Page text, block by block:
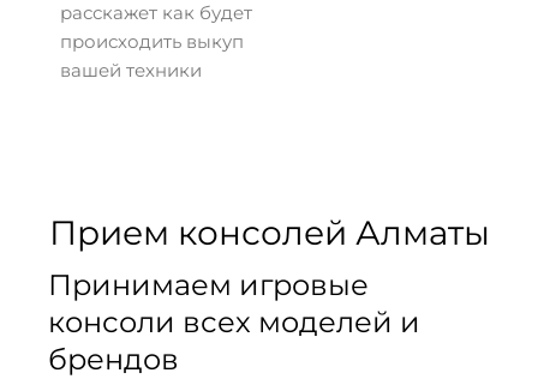
расскажет как будет
происходить выкуп
вашей техники
Прием консолей Алматы
Принимаем игровые
консоли всех моделей и
брендов